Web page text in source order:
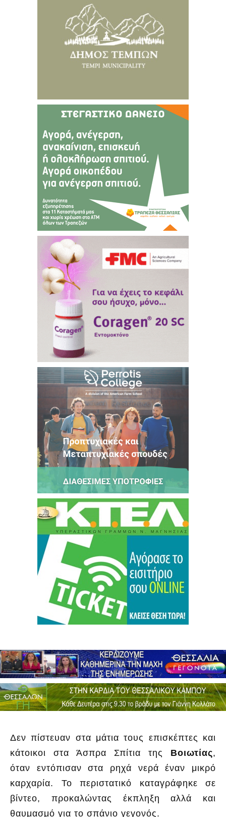
Δεν πίστευαν στα μάτια τους επισκέπτες και
κάτοικοι στα Άσπρα Σπίτια της Βοιωτίας,
όταν εντόπισαν στα ρηχά νερά έναν μικρό
καρχαρία. Το περιστατικό καταγράφηκε σε
βίντεο, προκαλώντας έκπληξη αλλά και
θαυμασμό για το σπάνιο γεγονός.